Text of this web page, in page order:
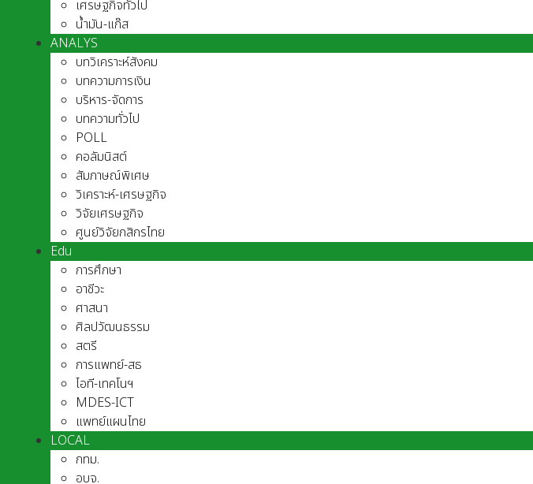
เศรษฐกิจทั่วไป
น้ำมัน-แก๊ส
ANALYS
บทวิเคราะห์สังคม
บทความการเงิน
บริหาร-จัดการ
บทความทั่วไป
POLL
คอลัมนิสต์
สัมภาษณ์พิเศษ
วิเคราะห์-เศรษฐกิจ
วิจัยเศรษฐกิจ
ศูนย์วิจัยกสิกรไทย
Edu
การศึกษา
อาชีวะ
ศาสนา
ศิลปวัฒนธรรม
สตรี
การแพทย์-สธ
ไอที-เทคโนฯ
MDES-ICT
แพทย์แผนไทย
LOCAL
กทม.
อบจ.